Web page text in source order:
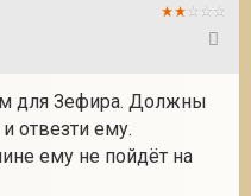
для Зефира. Должны
отвезти ему.
ему не пойдёт на